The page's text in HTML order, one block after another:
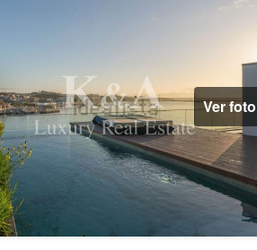
Ver foto